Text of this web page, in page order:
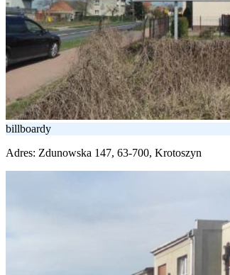
billboardy
Adres: Zdunowska 147, 63-700, Krotoszyn